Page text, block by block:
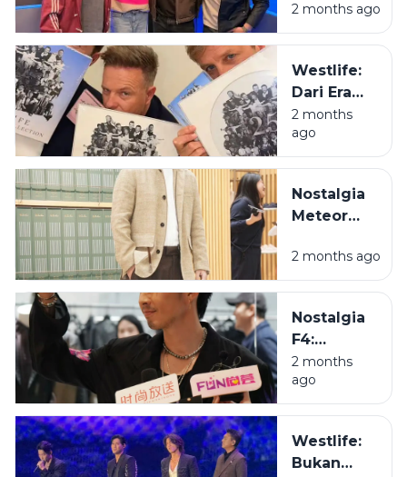
Westlife
Adalah
Tongkrongan
yang
Menolak
Bubar
2 months ago
Westlife:
Dari Era
Bangku
Lipat ke
Era Bapak-
Estetik
2 months
ago
Nostalgia
Meteor
Cerita di Balik
Terbentuknya
Pernah
Mengacak-
acak Hati Kita
2 months ago
Nostalgia
F4:
Menelusuri
Jejak Para
Pangeran
Garden
yang Kini
2 months
ago
Westlife:
Bukan